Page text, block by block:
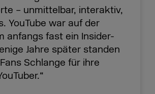
– unmittelbar, interaktiv,
YouTube war auf der
anfangs fast ein Insider-
Jahre später standen
Schlange für ihre